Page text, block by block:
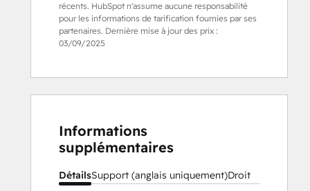
récents. HubSpot n'assume aucune responsabilité
pour les informations de tarification fournies par ses
partenaires. Dernière mise à jour des prix :
03/09/2025
Informations
supplémentaires
DétailsSupport (anglais uniquement)Droit